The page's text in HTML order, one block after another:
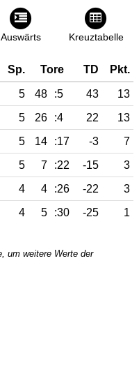
Auswärts Kreuztabelle
Sp. Tore TD Pkt.
5 48 :5 43
13
5 26 :4 22
13
5 14 :17 -3
7
5 7 :22 -15
3
4 4 :26 -22
3
4 5 :30 -25 1